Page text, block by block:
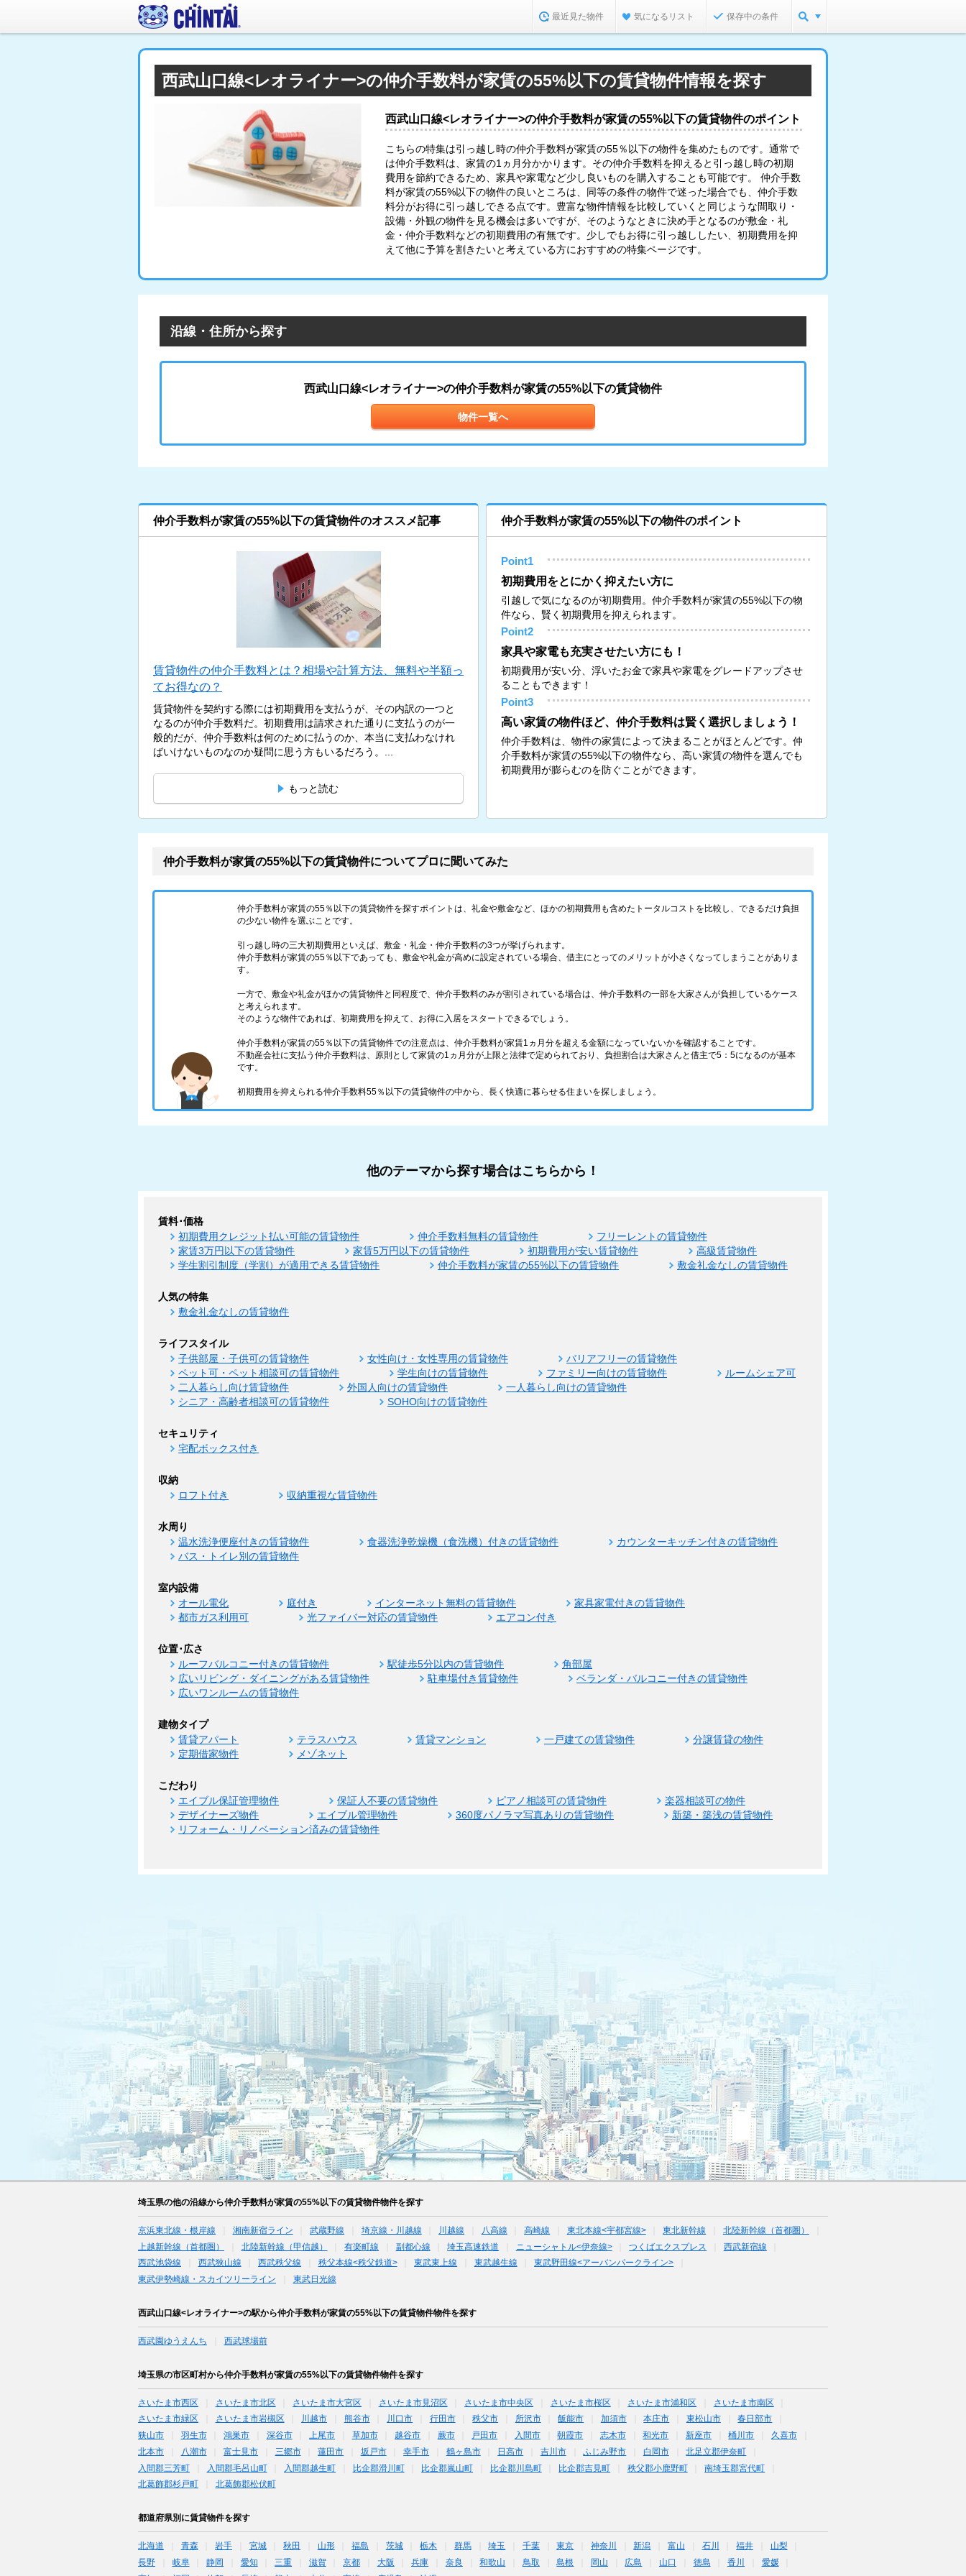
最近見た物件 気になるリスト 保存中の条件
西武山口線<レオライナー>の仲介手数料が家賃の55%以下の賃貸物件情報を探す
西武山口線<レオライナー>の仲介手数料が家賃の55%以下の賃貸物件のポイント
こちらの特集は引っ越し時の仲介手数料が家賃の55％以下の物件を集めたものです。通常で
は仲介手数料は、家賃の1ヵ月分かかります。その仲介手数料を抑えると引っ越し時の初期
費用を節約できるため、家具や家電など少し良いものを購入することも可能です。 仲介手数
料が家賃の55%以下の物件の良いところは、同等の条件の物件で迷った場合でも、仲介手数
料分がお得に引っ越しできる点です。豊富な物件情報を比較していくと同じような間取り・
設備・外観の物件を見る機会は多いですが、そのようなときに決め手となるのが敷金・礼
金・仲介手数料などの初期費用の有無です。少しでもお得に引っ越ししたい、初期費用を抑
えて他に予算を割きたいと考えている方におすすめの特集ページです。
沿線・住所から探す
西武山口線<レオライナー>の仲介手数料が家賃の55%以下の賃貸物件
物件一覧へ
仲介手数料が家賃の55%以下の賃貸物件のオススメ記事
賃貸物件の仲介手数料とは？相場や計算方法、無料や半額っ
てお得なの？
賃貸物件を契約する際には初期費用を支払うが、その内訳の一つと
なるのが仲介手数料だ。初期費用は請求された通りに支払うのが一
般的だが、仲介手数料は何のために払うのか、本当に支払わなけれ
ばいけないものなのか疑問に思う方もいるだろう。...
もっと読む
仲介手数料が家賃の55%以下の物件のポイント
Point1
初期費用をとにかく抑えたい方に
引越しで気になるのが初期費用。仲介手数料が家賃の55%以下の物
件なら、賢く初期費用を抑えられます。
Point2
家具や家電も充実させたい方にも！
初期費用が安い分、浮いたお金で家具や家電をグレードアップさせ
ることもできます！
Point3
高い家賃の物件ほど、仲介手数料は賢く選択しましょう！
仲介手数料は、物件の家賃によって決まることがほとんどです。仲
介手数料が家賃の55%以下の物件なら、高い家賃の物件を選んでも
初期費用が膨らむのを防ぐことができます。
仲介手数料が家賃の55%以下の賃貸物件についてプロに聞いてみた
仲介手数料が家賃の55％以下の賃貸物件を探すポイントは、礼金や敷金など、ほかの初期費用も含めたトータルコストを比較し、できるだけ負担
の少ない物件を選ぶことです。
引っ越し時の三大初期費用といえば、敷金・礼金・仲介手数料の3つが挙げられます。
仲介手数料が家賃の55％以下であっても、敷金や礼金が高めに設定されている場合、借主にとってのメリットが小さくなってしまうことがありま
す。
一方で、敷金や礼金がほかの賃貸物件と同程度で、仲介手数料のみが割引されている場合は、仲介手数料の一部を大家さんが負担しているケース
と考えられます。
そのような物件であれば、初期費用を抑えて、お得に入居をスタートできるでしょう。
仲介手数料が家賃の55％以下の賃貸物件での注意点は、仲介手数料が家賃1ヵ月分を超える金額になっていないかを確認することです。
不動産会社に支払う仲介手数料は、原則として家賃の1ヵ月分が上限と法律で定められており、負担割合は大家さんと借主で5：5になるのが基本
です。
初期費用を抑えられる仲介手数料55％以下の賃貸物件の中から、長く快適に暮らせる住まいを探しましょう。
他のテーマから探す場合はこちらから！
賃料･価格
初期費用クレジット払い可能の賃貸物件 仲介手数料無料の賃貸物件
フリーレントの賃貸物件
家賃3万円以下の賃貸物件
家賃5万円以下の賃貸物件 初期費用が安い賃貸物件
高級賃貸物件
学生割引制度（学割）が適用できる賃貸物件
仲介手数料が家賃の55%以下の賃貸物件 敷金礼金なしの賃貸物件
人気の特集
敷金礼金なしの賃貸物件
ライフスタイル
子供部屋・子供可の賃貸物件 女性向け・女性専用の賃貸物件
バリアフリーの賃貸物件
ペット可・ペット相談可の賃貸物件
学生向けの賃貸物件 ファミリー向けの賃貸物件
ルームシェア可
二人暮らし向け賃貸物件
外国人向けの賃貸物件
一人暮らし向けの賃貸物件
シニア・高齢者相談可の賃貸物件
SOHO向けの賃貸物件
セキュリティ
宅配ボックス付き
収納
ロフト付き 収納重視な賃貸物件
水周り
温水洗浄便座付きの賃貸物件 食器洗浄乾燥機（食洗機）付きの賃貸物件
カウンターキッチン付きの賃貸物件
バス・トイレ別の賃貸物件
室内設備
オール電化 庭付き インターネット無料の賃貸物件
家具家電付きの賃貸物件
都市ガス利用可
光ファイバー対応の賃貸物件 エアコン付き
位置･広さ
ルーフバルコニー付きの賃貸物件 駅徒歩5分以内の賃貸物件
角部屋
広いリビング・ダイニングがある賃貸物件
駐車場付き賃貸物件
ベランダ・バルコニー付きの賃貸物件
広いワンルームの賃貸物件
建物タイプ
賃貸アパート テラスハウス 賃貸マンション 一戸建ての賃貸物件
分譲賃貸の物件
定期借家物件
メゾネット
こだわり
エイブル保証管理物件 保証人不要の賃貸物件 ピアノ相談可の賃貸物件
楽器相談可の物件
デザイナーズ物件
エイブル管理物件 360度パノラマ写真ありの賃貸物件
新築・築浅の賃貸物件
リフォーム・リノベーション済みの賃貸物件
埼玉県の他の沿線から仲介手数料が家賃の55%以下の賃貸物件物件を探す
京浜東北線・根岸線 湘南新宿ライン 武蔵野線 埼京線・川越線 川越線 八高線 高崎線 東北本線<宇都宮線> 東北新幹線
北陸新幹線（首都圏）
上越新幹線（首都圏）
北陸新幹線（甲信越） 有楽町線 副都心線 埼玉高速鉄道 ニューシャトル<伊奈線> つくばエクスプレス
西武新宿線
西武池袋線
西武狭山線 西武秩父線 秩父本線<秩父鉄道> 東武東上線 東武越生線
東武野田線<アーバンパークライン>
東武伊勢崎線・スカイツリーライン
東武日光線
西武山口線<レオライナー>の駅から仲介手数料が家賃の55%以下の賃貸物件物件を探す
西武園ゆうえんち 西武球場前
埼玉県の市区町村から仲介手数料が家賃の55%以下の賃貸物件物件を探す
さいたま市西区 さいたま市北区 さいたま市大宮区 さいたま市見沼区 さいたま市中央区 さいたま市桜区 さいたま市浦和区
さいたま市南区
さいたま市緑区
さいたま市岩槻区 川越市 熊谷市 川口市 行田市 秩父市 所沢市 飯能市 加須市 本庄市 東松山市
春日部市
狭山市
羽生市 鴻巣市 深谷市 上尾市 草加市 越谷市 蕨市 戸田市 入間市 朝霞市 志木市 和光市 新座市 桶川市
久喜市
北本市
八潮市 富士見市 三郷市 蓮田市 坂戸市 幸手市 鶴ヶ島市 日高市 吉川市 ふじみ野市 白岡市
北足立郡伊奈町
入間郡三芳町
入間郡毛呂山町 入間郡越生町 比企郡滑川町 比企郡嵐山町 比企郡川島町 比企郡吉見町 秩父郡小鹿野町
南埼玉郡宮代町
北葛飾郡杉戸町
北葛飾郡松伏町
都道府県別に賃貸物件を探す
北海道 青森 岩手 宮城 秋田 山形 福島 茨城 栃木 群馬 埼玉 千葉 東京 神奈川 新潟 富山 石川 福井
山梨
長野
岐阜 静岡 愛知 三重 滋賀 京都 大阪 兵庫 奈良 和歌山 鳥取 島根 岡山 広島 山口 徳島 香川
愛媛